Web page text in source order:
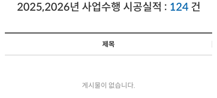
2025,2026년 사업수행 시공실적 : 124건
제목
게시물이 없습니다.